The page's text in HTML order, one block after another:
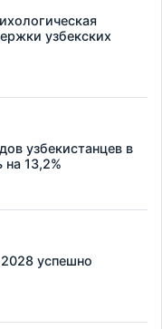
узбекских
узбекистанцев в
13,2%
успешно